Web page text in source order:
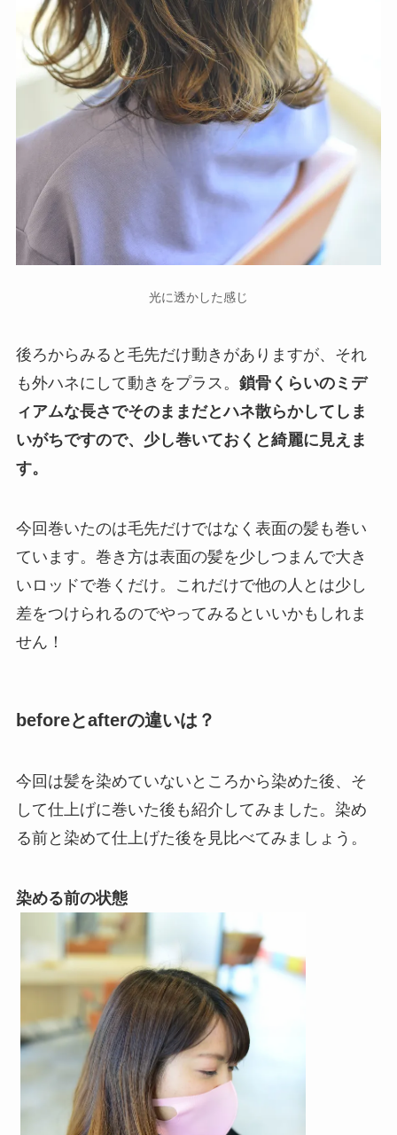
光に透かした感じ
後ろからみると毛先だけ動きがありますが、それ
も外ハネにして動きをプラス。 鎖骨くらいのミデ
ィアムな長さでそのままだとハネ散らかしてしま
いがちですので、少し巻いておくと綺麗に見えま
す。
今回巻いたのは毛先だけではなく 表面の髪も巻い
ています。巻き方は表面の髪を少しつまんで大き
いロッドで巻くだけ。
これだけで他の人とは少し
差をつけられるのでやってみるといいかもしれま
せん！
beforeとafterの違いは？
今回は髪を染めていないところから染めた後、そ
して仕上げに巻いた後も紹介してみました。染め
る前と染めて仕上げた後を見比べてみましょう。
染める前の状態